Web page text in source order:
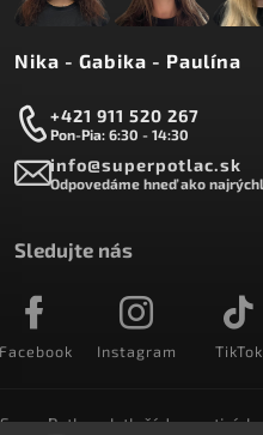
Nika - Gabika - Paulína
+421 911 520 267
Pon-Pia: 6:30 - 14:30
info@superpotlac.sk
Odpovedáme hneď ako
Sledujte nás
Instagram TikTok
SuperPotlac.sk tlačí denne